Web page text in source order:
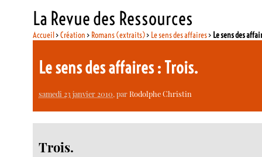
La Revue des Ressources
Accueil>Création > Romans (extraits)> Le sens des affaires> Le sens des
Le sens des affaires : Trois.
samedi 23 janvier 2010, parRodolphe Christin
Trois.